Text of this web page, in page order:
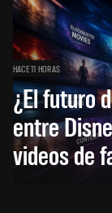
HACE 11 HORAS
¿El futuro
entre
videos de